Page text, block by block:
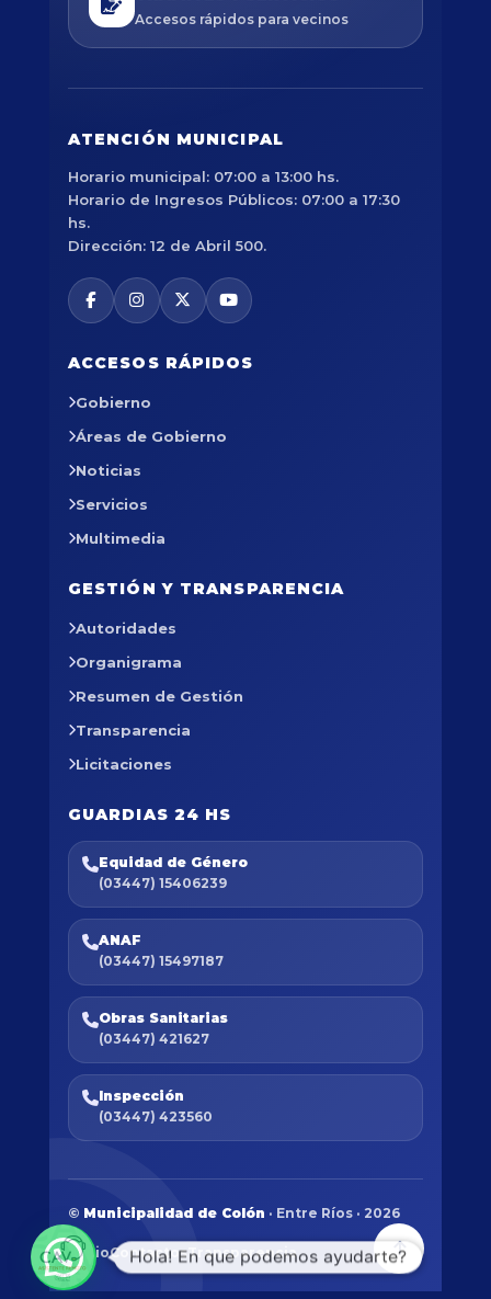
Accesos rápidos para vecinos
ATENCIÓN MUNICIPAL
Horario municipal: 07:00 a 13:00 hs.
Horario de Ingresos Públicos: 07:00 a 17:30
hs.
Dirección: 12 de Abril 500.
ACCESOS RÁPIDOS
Gobierno
Áreas de Gobierno
Noticias
Servicios
Multimedia
GESTIÓN Y TRANSPARENCIA
Autoridades
Organigrama
Resumen de Gestión
Transparencia
Licitaciones
GUARDIAS 24 HS
Equidad de Género
(03447) 15406239
ANAF
(03447) 15497187
Obras Sanitarias
(03447) 421627
Inspección
(03447) 423560
© Municipalidad de Colón · Entre Ríos · 2026
InicioContactosTransparencia
Hola! En que podemos ayudarte?